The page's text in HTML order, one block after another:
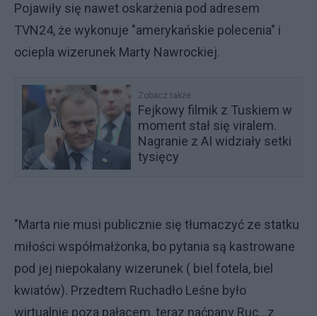
Pojawiły się nawet oskarżenia pod adresem
TVN24, że wykonuje "amerykańskie polecenia" i
ociepla wizerunek Marty Nawrockiej.
Zobacz także
Fejkowy filmik z Tuskiem w
moment stał się viralem.
Nagranie z AI widziały setki
tysięcy
"Marta nie musi publicznie się tłumaczyć ze statku
miłości współmałżonka, bo pytania są kastrowane
pod jej niepokalany wizerunek ( biel fotela, biel
kwiatów). Przedtem Ruchadło Leśne było
wirtualnie poza pałacem, teraz naćpany Ruc...z